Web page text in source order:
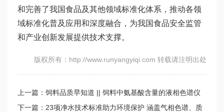
和完善了我国食品及其他领域标准化体系，推动各领
域标准化普及应用和深度融合，为我国食品安全监管
和产业创新发展提供技术支撑。
版权所有：http://www.runyangyiqi.com 转载请注明出处
上一篇：饲料品质早知道 || 饲料中氨基酸含量的液相色谱仪
测定
下一篇：23项净水技术标准助力环境保护 涵盖气相色谱、质